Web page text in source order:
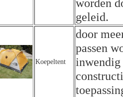
worden
geleid.
Koepeltent
door
passen